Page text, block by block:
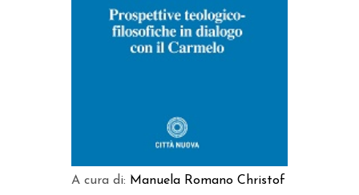
A cura di: Manuela Romano Christof